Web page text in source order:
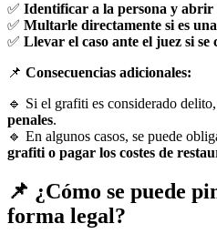
✅ Identificar a la persona y abrir
✅ Multarle directamente si es
✅ Llevar el caso ante el juez si se
📌 Consecuencias adicionales:
🔹 Si el grafiti es considerado delito,
penales.
🔹 En algunos casos, se puede
grafiti o pagar los costes de
📌 ¿Cómo se puede
forma legal?